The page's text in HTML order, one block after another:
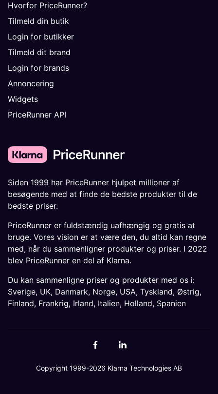
Hvorfor PriceRunner?
Tilmeld din butik
Login for butikker
Tilmeld dit brand
Login for brands
Annoncering
Widgets
PriceRunner API
Siden 1999 har PriceRunner hjulpet millioner af
besøgende med at finde de bedste produkter til de
bedste priser.
PriceRunner er fuldstændig uafhængig og gratis at
bruge. Vores vision er at være den, du altid kan regne
med, når du sammenligner produkter og priser. I 2022
blev PriceRunner en del af Klarna.
Du kan sammenligne priser og produkter med os i:
Sverige, UK, Danmark, Norge, USA, Tyskland, Østrig,
Finland, Frankrig, Irland, Italien, Holland, Spanien
Copyright 1999-2026 Klarna Technologies AB